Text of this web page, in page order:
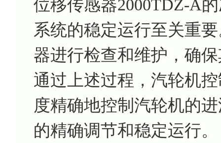
位移传感器2000TDZ-A
系统的稳定运行至关重
器进行检查和维护，确
通过上述过程，汽轮机
度精确地控制汽轮机的
的精确调节和稳定运行。